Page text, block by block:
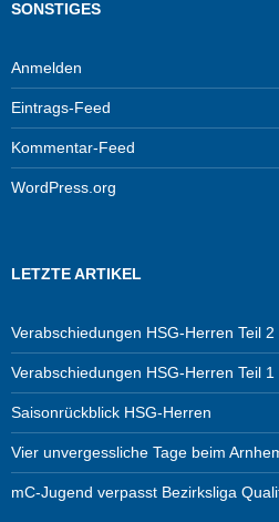
SONSTIGES
Anmelden
Eintrags-Feed
Kommentar-Feed
WordPress.org
LETZTE ARTIKEL
Verabschiedungen HSG-Herren Teil 2
Verabschiedungen HSG-Herren Teil 1
Saisonrückblick HSG-Herren
Vier unvergessliche Tage beim
mC-Jugend verpasst Bezirksliga